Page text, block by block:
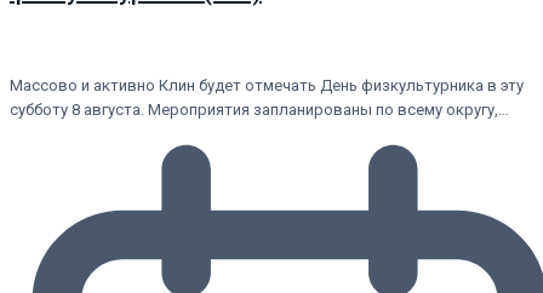
Массово и активно Клин будет отмечать День физкультурника в эту
субботу 8 августа. Мероприятия запланированы по всему округу,…